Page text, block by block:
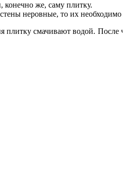
конечно же, саму плитку.
неровные, то их
плитку смачивают водой. После